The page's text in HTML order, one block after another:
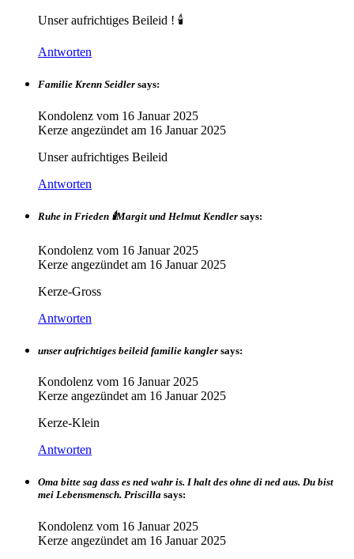
Unser aufrichtiges Beileid ! 🕯️
Antworten
Familie Krenn Seidler says:
Kondolenz vom 16 Januar 2025
Kerze angezündet am 16 Januar 2025
Unser aufrichtiges Beileid
Antworten
Ruhe in Frieden 🕯Margit und Helmut Kendler says:
Kondolenz vom 16 Januar 2025
Kerze angezündet am 16 Januar 2025
Kerze-Gross
Antworten
unser aufrichtiges beileid familie kangler says:
Kondolenz vom 16 Januar 2025
Kerze angezündet am 16 Januar 2025
Kerze-Klein
Antworten
Oma bitte sag dass es ned wahr is. I halt des ohne di ned aus. Du bist
mei Lebensmensch. Priscilla says:
Kondolenz vom 16 Januar 2025
Kerze angezündet am 16 Januar 2025